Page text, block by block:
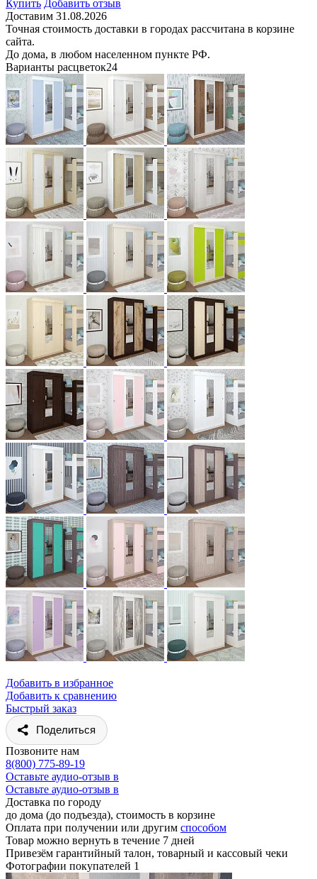
Купить Добавить отзыв
Доставим 31.08.2026
Точная стоимость доставки в городах рассчитана в корзине
сайта.
До дома, в любом населенном пункте РФ.
Варианты расцветок24
Добавить в избранное
Добавить к сравнению
Быстрый заказ
Поделиться
Позвоните нам
8(800) 775-89-19
Оставьте аудио-отзыв в
Оставьте аудио-отзыв в
Доставка по городу
до дома (до подъезда), стоимость в корзине
Оплата при получении или другим способом
Товар можно вернуть в течение 7 дней
Привезём гарантийный талон, товарный и кассовый чеки
Фотографии покупателей 1